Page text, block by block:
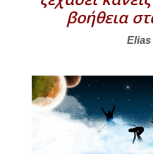
βοήθεια